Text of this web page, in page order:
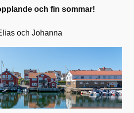
och fin sommar!
och Johanna